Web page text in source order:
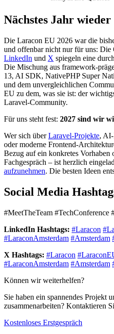
Nächstes Jahr wieder
Die Laracon EU 2026 war die
und offenbar nicht nur für uns:
LinkedIn und X spiegeln eine
Die Mischung aus framework-
13, AI SDK, NativePHP Super
und dem unvergleichlichen
EU zu dem, was sie ist: der
Laravel-Community.
Für uns steht fest: 2027 sind wir
Wer sich überLaravel-Projekte,
oder moderne Frontend-
Bezug auf ein konkretes Vorhaben
Fachgespräch – ist herzlich
aufzunehmen. Die besten Ideen
Social Media
#MeetTheTeam #TechConference
LinkedIn Hashtags: #Laracon
#LaraconAmsterdam #Amsterdam
X Hashtags: #Laracon
#LaraconAmsterdam #Amsterdam
Können wir weiterhelfen?
Sie haben ein spannendes Projekt
zusammenarbeiten? Kontaktieren
Kostenloses Erstgespräch